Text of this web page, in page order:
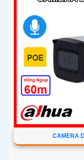
CAMERA